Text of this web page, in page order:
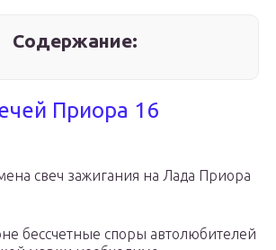
Содержание:
Приора 16
свеч зажигания на Лада Приора
бессчетные споры автолюбителей